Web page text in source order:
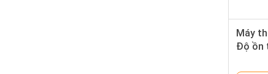
Máy
Độ ồn